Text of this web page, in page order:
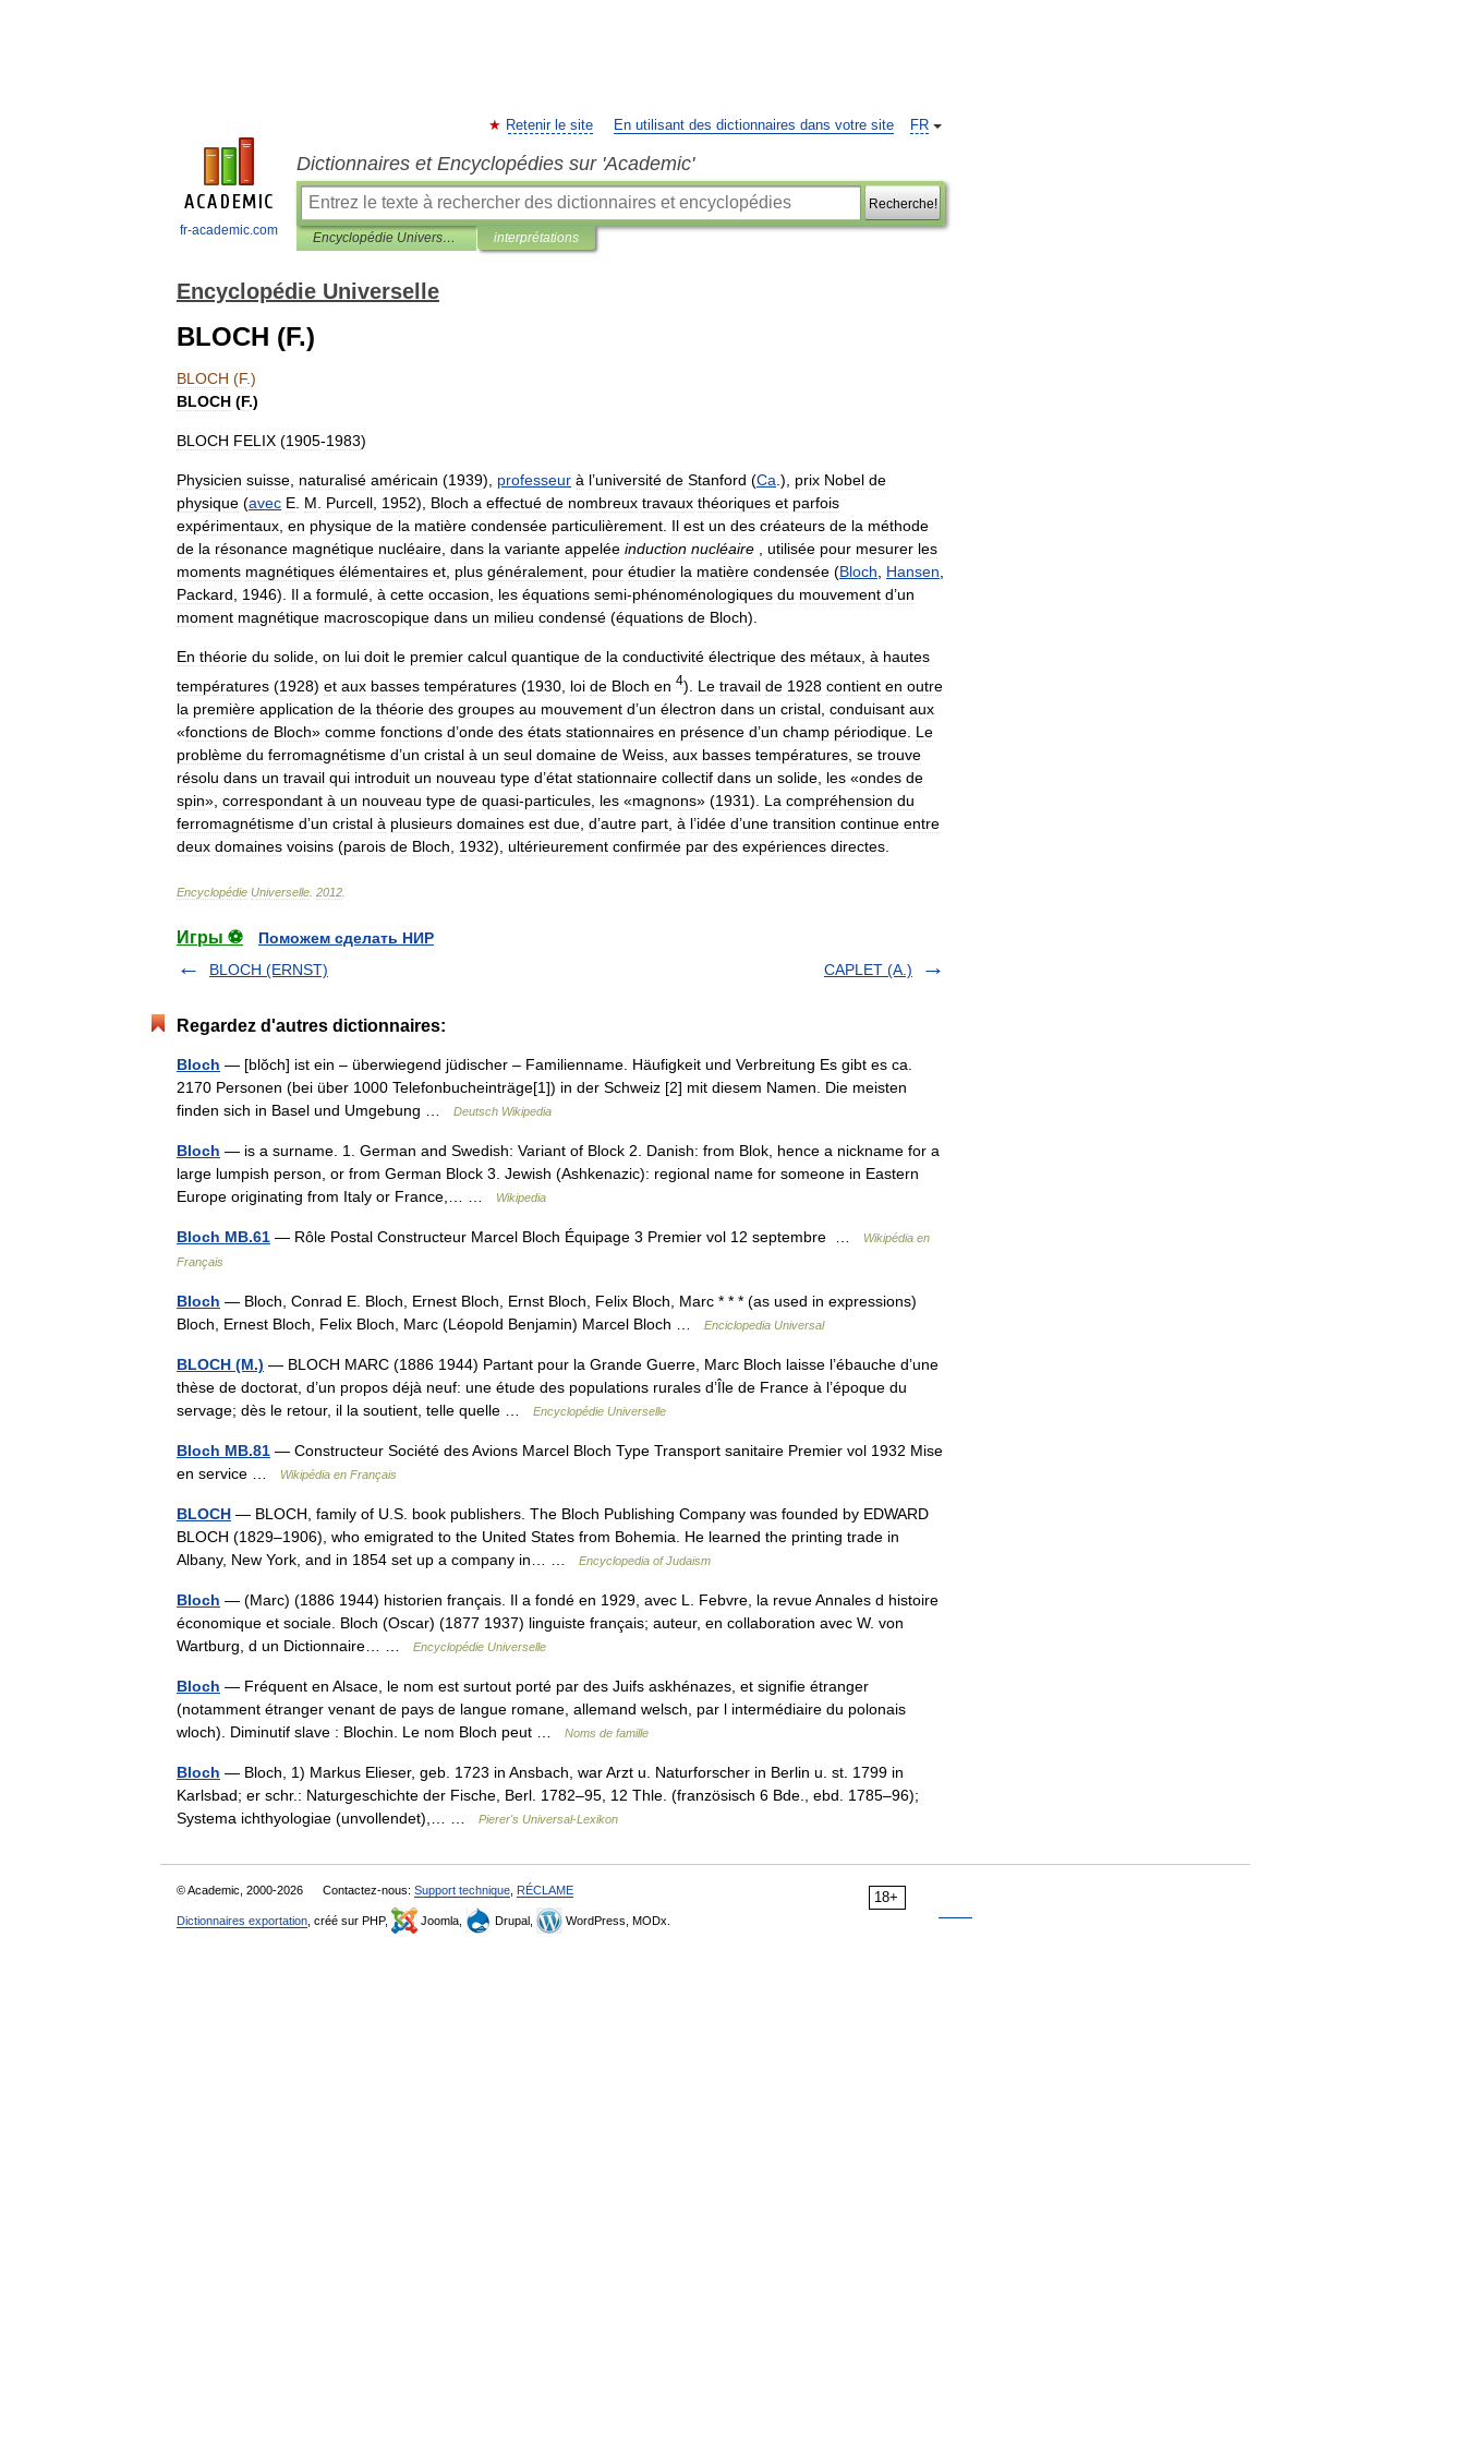
fr-academic.com
FR
Retenir le site En utilisant des dictionnaires dans votre site
Dictionnaires et Encyclopédies sur 'Academic'
Recherche!
Encyclopédie Universelle interprétations
Encyclopédie Universelle
BLOCH (F.)
BLOCH (F.)
BLOCH (F.)
BLOCH FELIX (1905-1983)
Physicien suisse naturalisé américain (1939), professeur à l’université de Stanford (Ca .), prix Nobel de
physique (avec E M Purcell 1952), Bloch a effectué de nombreux travaux théoriques et parfois
expérimentaux en physique de la matière condensée particulièrement Il est un des créateurs de la méthode
de la résonance magnétique nucléaire dans la variante appelée induction nucléaire utilisée pour mesurer les
moments magnétiques élémentaires et plus généralement pour étudier la matière condensée (Bloch Hansen
Packard
1946). Il a formulé à cette occasion les équations semi-phénoménologiques du mouvement d’un
moment magnétique macroscopique dans un milieu condensé (équations de Bloch).
En théorie du solide on lui doit le premier calcul quantique de la conductivité électrique des métaux à hautes
températures (1928) et aux basses températures (1930 loi de Bloch en 4). Le travail de 1928 contient en outre
la première application de la théorie des groupes au mouvement d’un électron dans un cristal conduisant aux
«fonctions de Bloch» comme fonctions d’onde des états stationnaires en présence d’un champ périodique Le
problème du ferromagnétisme d’un cristal à un seul domaine de Weiss aux basses températures se trouve
résolu dans un travail qui introduit un nouveau type d’état stationnaire collectif dans un solide les «ondes de
spin», correspondant à un nouveau type de quasi-particules les «magnons» (1931). La compréhension du
ferromagnétisme d’un cristal à plusieurs domaines est due d’autre part à l’idée d’une transition continue entre
deux domaines voisins (parois de Bloch 1932), ultérieurement confirmée par des expériences directes
Encyclopédie Universelle 2012
Игры ⚽
Поможем сделать НИР
BLOCH (ERNST)
CAPLET (A.)
Regardez d'autres dictionnaires:
Bloch — [blŏch] ist ein – überwiegend jüdischer – Familienname. Häufigkeit und Verbreitung Es gibt es ca.
2170 Personen (bei über 1000 Telefonbucheinträge[1]) in der Schweiz [2] mit diesem Namen. Die meisten
finden sich in Basel und Umgebung …
Deutsch Wikipedia
Bloch — is a surname. 1. German and Swedish: Variant of Block 2. Danish: from Blok, hence a nickname for a
large lumpish person, or from German Block 3. Jewish (Ashkenazic): regional name for someone in Eastern
Europe originating from Italy or France,… …
Wikipedia
Bloch MB.61 — Rôle Postal Constructeur Marcel Bloch Équipage 3 Premier vol 12 septembre …
Wikipédia en
Français
Bloch — Bloch, Conrad E. Bloch, Ernest Bloch, Ernst Bloch, Felix Bloch, Marc * * * (as used in expressions)
Bloch, Ernest Bloch, Felix Bloch, Marc (Léopold Benjamin) Marcel Bloch …
Enciclopedia Universal
BLOCH (M.) — BLOCH MARC (1886 1944) Partant pour la Grande Guerre, Marc Bloch laisse l’ébauche d’une
thèse de doctorat, d’un propos déjà neuf: une étude des populations rurales d’Île de France à l’époque du
servage; dès le retour, il la soutient, telle quelle …
Encyclopédie Universelle
Bloch MB.81 — Constructeur Société des Avions Marcel Bloch Type Transport sanitaire Premier vol 1932 Mise
en service …
Wikipédia en Français
BLOCH — BLOCH, family of U.S. book publishers. The Bloch Publishing Company was founded by EDWARD
BLOCH (1829–1906), who emigrated to the United States from Bohemia. He learned the printing trade in
Albany, New York, and in 1854 set up a company in… …
Encyclopedia of Judaism
Bloch — (Marc) (1886 1944) historien français. Il a fondé en 1929, avec L. Febvre, la revue Annales d histoire
économique et sociale. Bloch (Oscar) (1877 1937) linguiste français; auteur, en collaboration avec W. von
Wartburg, d un Dictionnaire… …
Encyclopédie Universelle
Bloch — Fréquent en Alsace, le nom est surtout porté par des Juifs askhénazes, et signifie étranger
(notamment étranger venant de pays de langue romane, allemand welsch, par l intermédiaire du polonais
wloch). Diminutif slave : Blochin. Le nom Bloch peut …
Noms de famille
Bloch — Bloch, 1) Markus Elieser, geb. 1723 in Ansbach, war Arzt u. Naturforscher in Berlin u. st. 1799 in
Karlsbad; er schr.: Naturgeschichte der Fische, Berl. 1782–95, 12 Thle. (französisch 6 Bde., ebd. 1785–96);
Systema ichthyologiae (unvollendet),… …
Pierer's Universal-Lexikon
18+
© Academic, 2000-2026 Contactez-nous: Support technique RÉCLAME
Dictionnaires exportation , créé sur PHP, Joomla, Drupal, WordPress, MODx.